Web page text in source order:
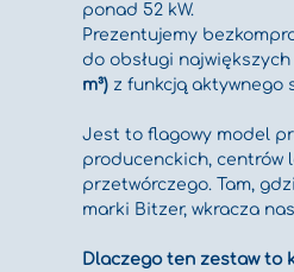
ponad 52 kW.
Prezentujemy
do obsługi
m³) z funkcją aktywnego
Jest to flagowy model
producenckich, centrów
przetwórczego. Tam,
marki Bitzer, wkracza
Dlaczego ten zestaw to